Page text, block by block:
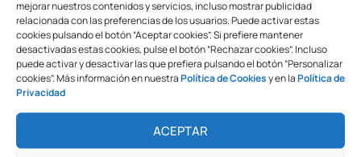
mejorar nuestros contenidos y servicios, incluso mostrar publicidad
relacionada con las preferencias de los usuarios. Puede activar estas
cookies pulsando el botón “Aceptar cookies”. Si prefiere mantener
desactivadas estas cookies, pulse el botón “Rechazar cookies”. Incluso
puede activar y desactivar las que prefiera pulsando el botón “Personalizar
cookies”. Más información en nuestraPolítica de Cookiesy en laPolítica de
Privacidad
ACEPTAR
Plastificadora Yosan TCC6
Speed A3
Plastificadora Yosan PC
Speed A3